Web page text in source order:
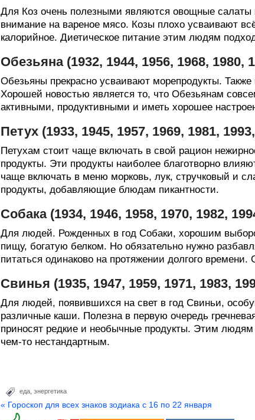
Для Коз очень полезными являются овощные салаты
внимание на вареное мясо. Козы плохо усваивают
калорийное. Диетическое питание этим людям
Обезьяна (1932, 1944, 1956, 1968, 1980,
Обезьяны прекрасно усваивают морепродукты.
Хорошей новостью является то, что Обезьянам
активными, продуктивными и иметь хорошее
Петух (1933, 1945, 1957, 1969, 1981,
Петухам стоит чаще включать в свой рацион
продукты. Эти продукты наиболее благотворно
чаще включать в меню морковь, лук, стручковый и
продукты, добавляющие блюдам пикантности.
Собака (1934, 1946, 1958, 1970, 1982,
Для людей. Рожденных в год Собаки, хорошим
пищу, богатую белком. Но обязательно нужно
питаться одинаково на протяжении долгого
Свинья (1935, 1947, 1959, 1971, 1983,
Для людей, появившихся на свет в год Свиньи,
различные каши. Полезна в первую очередь
приносят редкие и необычные продукты. Этим
чем-то нестандартным.
еда энергетика
« Гороскоп для всех знаков зодиака с 16 по 22 января